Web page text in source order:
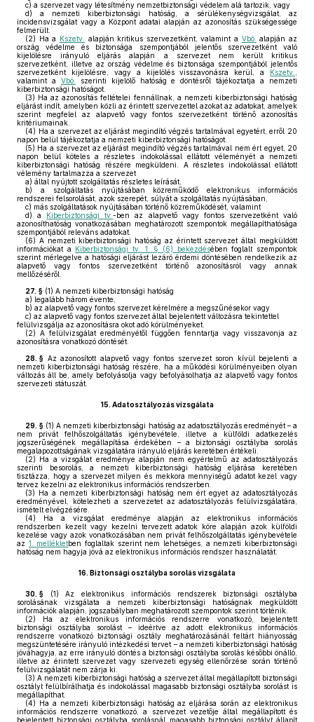
c) a szervezet vagy létesítmény nemzetbiztonsági védelem alá tartozik, vagy
d) a nemzeti kiberbiztonsági hatóság, a sérülékenységvizsgálat, az
incidensvizsgálat vagy a Központ adatai alapján az azonosítás szükségessége
felmerült.
(2) Ha a Kszetv. alapján kritikus szervezetként, valamint a Vbö. alapján az
ország védelme és biztonsága szempontjából jelentős szervezetként való
kijelölésre irányuló eljárás alapján a szervezet nem került kritikus
szervezetként, illetve az ország védelme és biztonsága szempontjából jelentős
szervezetként kijelölésre, vagy a kijelölés visszavonásra kerül, a Kszetv.
valamint a Vbö.
szerinti kijelölő hatóság e döntésről tájékoztatja a nemzeti
kiberbiztonsági hatóságot.
(3) Ha az azonosítás feltételei fennállnak, a nemzeti kiberbiztonsági hatóság
eljárást indít, amelyben közli az érintett szervezettel azokat az adatokat, amelyek
szerint megfelel az alapvető vagy fontos szervezetként történő azonosítás
kritériumainak.
(4) Ha a szervezet az eljárást megindító végzés tartalmával egyetért, erről 20
napon belül tájékoztatja a nemzeti kiberbiztonsági hatóságot.
(5) Ha a szervezet az eljárást megindító végzés tartalmával nem ért egyet, 20
napon belül köteles a részletes indokolással ellátott véleményét a nemzeti
kiberbiztonsági hatóság részére megküldeni. A részletes indokolással ellátott
vélemény tartalmazza a szervezet
a) által nyújtott szolgáltatás részletes leírását,
b) a szolgáltatás nyújtásában közreműködő elektronikus információs
rendszerei felsorolását, azok szerepét, súlyát a szolgáltatás nyújtásában,
c) más szolgáltatások nyújtásában történő közreműködését, valamint
d) a Kiberbiztonsági tv.-ben az alapvető vagy fontos szervezetként való
azonosíthatóság vonatkozásában meghatározott szempontok megállapíthatósága
szempontjából releváns adatokat.
(6) A nemzeti kiberbiztonsági hatóság az érintett szervezet által megküldött
információkat a Kiberbiztonsági tv. 1. § (6) bekezdésében foglalt szempontok
szerint mérlegelve a hatósági eljárást lezáró érdemi döntésében rendelkezik az
alapvető vagy fontos szervezetként történő azonosításról vagy annak
mellőzéséről.
27. § (1) A nemzeti kiberbiztonsági hatóság
a) legalább három évente,
b) az alapvető vagy fontos szervezet kérelmére a megszűnésekor vagy
c) az alapvető vagy fontos szervezet által bejelentett változásra tekintettel
felülvizsgálja az azonosításra okot adó körülményeket.
(2) A felülvizsgálat eredményétől függően fenntartja vagy visszavonja az
azonosításra vonatkozó döntését.
28. § Az azonosított alapvető vagy fontos szervezet soron kívül bejelenti a
nemzeti kiberbiztonsági hatóság részére, ha a működési körülményeiben olyan
változás áll be, amely befolyásolja vagy befolyásolhatja az alapvető vagy fontos
szervezeti státuszát.
15. Adatosztályozás vizsgálata
29. § (1) A nemzeti kiberbiztonsági hatóság az adatosztályozás eredményét – a
nem privát felhőszolgáltatás igénybevétele, illetve a külföldi adatkezelés
jogszerűségének megállapítása érdekében – a biztonsági osztályba sorolás
megalapozottságának vizsgálatára irányuló eljárás keretében értékeli.
(2) Ha a vizsgálat eredménye alapján nem egyértelmű az adatosztályozás
szerinti besorolás, a nemzeti kiberbiztonsági hatóság eljárása keretében
tisztázza, hogy a szervezet milyen és mekkora mennyiségű adatot kezel vagy
tervez kezelni az elektronikus információs rendszerben.
(3) Ha a nemzeti kiberbiztonsági hatóság nem ért egyet az adatosztályozás
eredményével, kötelezheti a szervezetet az adatosztályozás felülvizsgálatára,
ismételt elvégzésére.
(4) Ha a vizsgálat eredménye alapján az elektronikus információs
rendszerben kezelt vagy kezelni tervezett adatok köre alapján azok külföldi
kezelése vagy azok vonatkozásában nem privát felhőszolgáltatás igénybevétele
az 1. mellékletben foglaltak szerint nem lehetséges, a nemzeti kiberbiztonsági
hatóság nem hagyja jóvá az elektronikus információs rendszer használatát.
16. Biztonsági osztályba sorolás vizsgálata
30. § (1) Az elektronikus információs rendszerek biztonsági osztályba
sorolásának vizsgálata a nemzeti kiberbiztonsági hatóságnak megküldött
információk alapján, jogszabályban meghatározott szempontok szerint történik.
(2) Ha az elektronikus információs rendszerre vonatkozó, bejelentett
biztonsági osztályba sorolást – ideértve az adott elektronikus információs
rendszerre vonatkozó biztonsági osztály meghatározásánál feltárt hiányosság
megszüntetésére irányuló intézkedési tervet – a nemzeti kiberbiztonsági hatóság
jóváhagyja, az erre irányuló döntés a biztonsági osztályba sorolás későbbi önálló,
illetve az érintett szervezet vagy szervezeti egység ellenőrzése során történő
felülvizsgálatát nem zárja ki.
(3) A nemzeti kiberbiztonsági hatóság a szervezet által megállapított biztonsági
osztályt felülbírálhatja és indokolással magasabb biztonsági osztályba sorolást is
megállapíthat.
(4) Ha a nemzeti kiberbiztonsági hatóság az eljárása során az elektronikus
információs rendszerre vonatkozó, a szervezet vezetője által megállapított és
bejelentett biztonsági osztályba sorolásnál magasabb biztonsági osztályt állapít